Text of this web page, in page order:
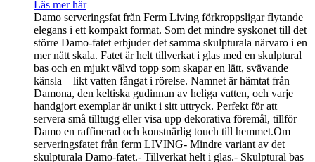
Läs mer här
Damo serveringsfat från Ferm Living förkroppsligar flytande
elegans i ett kompakt format. Som det mindre syskonet till det
större Damo-fatet erbjuder det samma skulpturala närvaro i en
mer nätt skala. Fatet är helt tillverkat i glas med en skulptural
bas och en mjukt välvd topp som skapar en lätt, svävande
känsla – likt vatten fångat i rörelse. Namnet är hämtat från
Damona, den keltiska gudinnan av heliga vatten, och varje
handgjort exemplar är unikt i sitt uttryck. Perfekt för att
servera små tilltugg eller visa upp dekorativa föremål, tillför
Damo en raffinerad och konstnärlig touch till hemmet.Om
serveringsfatet från ferm LIVING- Mindre variant av det
skulpturala Damo-fatet.- Tillverkat helt i glas.- Skulptural bas